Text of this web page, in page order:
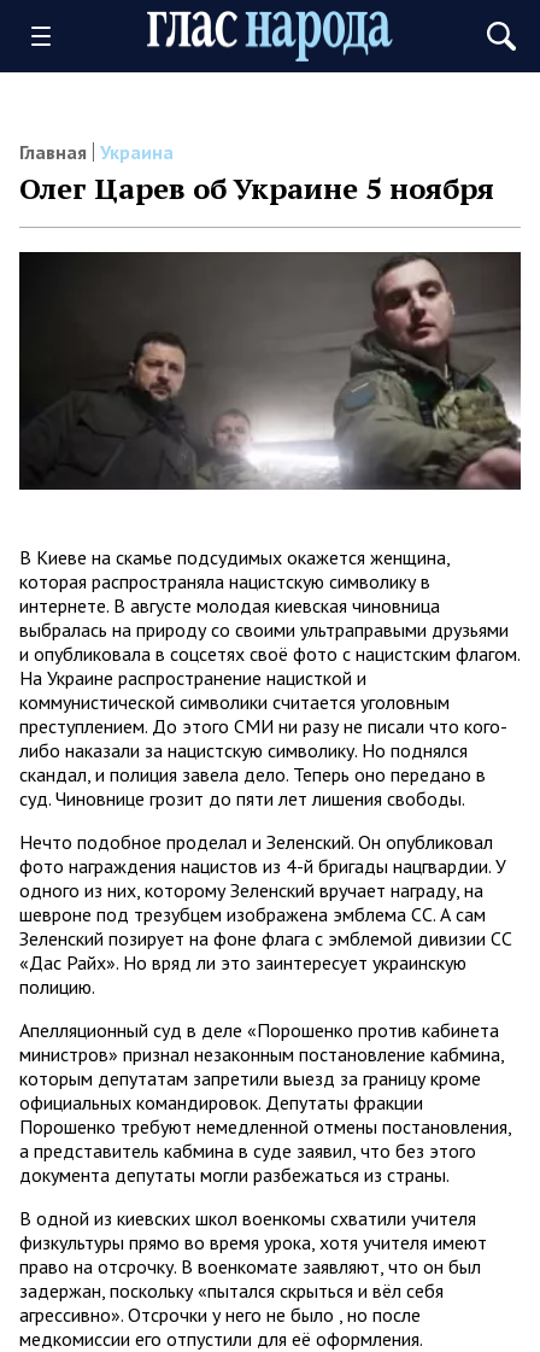
Главная Украина
Олег Царев об Украине 5 ноября
В Киеве на скамье подсудимых окажется женщина,
которая распространяла нацистскую символику в
интернете. В августе молодая киевская чиновница
выбралась на природу со своими ультраправыми друзьями
и опубликовала в соцсетях своё фото с нацистским флагом.
На Украине распространение нацисткой и
коммунистической символики считается уголовным
преступлением. До этого СМИ ни разу не писали что кого-
либо наказали за нацистскую символику. Но поднялся
скандал, и полиция завела дело. Теперь оно передано в
суд. Чиновнице грозит до пяти лет лишения свободы.
Нечто подобное проделал и Зеленский. Он опубликовал
фото награждения нацистов из 4-й бригады нацгвардии. У
одного из них, которому Зеленский вручает награду, на
шевроне под трезубцем изображена эмблема СС. А сам
Зеленский позирует на фоне флага с эмблемой дивизии СС
«Дас Райх». Но вряд ли это заинтересует украинскую
полицию.
Апелляционный суд в деле «Порошенко против кабинета
министров» признал незаконным постановление кабмина,
которым депутатам запретили выезд за границу кроме
официальных командировок. Депутаты фракции
Порошенко требуют немедленной отмены постановления,
а представитель кабмина в суде заявил, что без этого
документа депутаты могли разбежаться из страны.
В одной из киевских школ военкомы схватили учителя
физкультуры прямо во время урока, хотя учителя имеют
право на отсрочку. В военкомате заявляют, что он был
задержан, поскольку «пытался скрыться и вёл себя
агрессивно». Отсрочки у него не было , но после
медкомиссии его отпустили для её оформления.